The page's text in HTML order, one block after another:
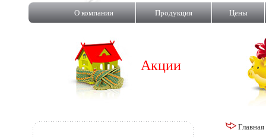
О компании Продукция Цены
Акции
Главная